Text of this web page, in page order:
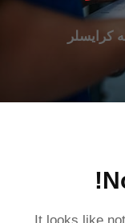
كرايسلر